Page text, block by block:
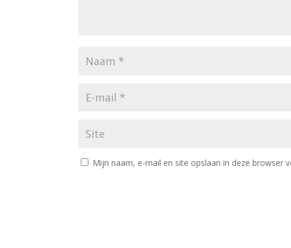
Mijn naam, e-mail en site opslaan in deze browser